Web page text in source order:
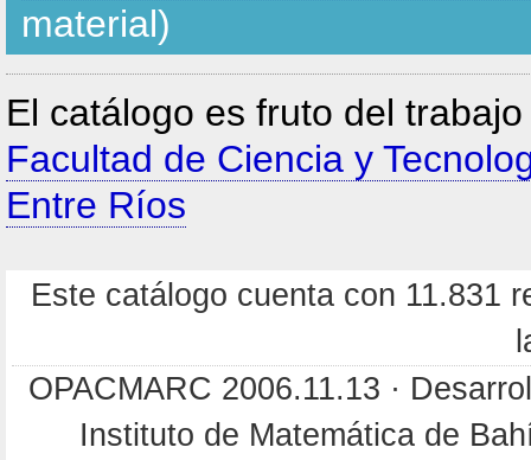
material)
El catálogo es fruto del
Facultad de Ciencia y
Entre Ríos
Este catálogo cuenta con 11.831
OPACMARC 2006.11.13 ·
Instituto de Matemática de